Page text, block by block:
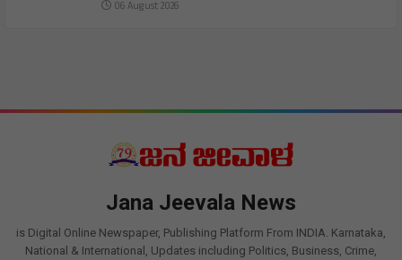
06 August 2026
Jana Jeevala News
is Digital Online Newspaper, Publishing Platform From INDIA. Karnataka,
National & International, Updates including Politics, Business, Crime,